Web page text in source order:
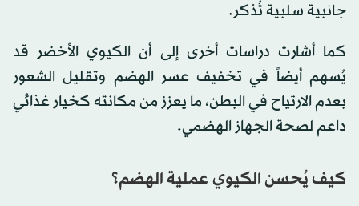
جانبية سلبية تُذكر.
كما أشارت دراسات أخرى إلى أن الكيوي الأخضر قد
يُسهم أيضاً في تخفيف عسر الهضم وتقليل الشعور
بعدم الارتياح في البطن، ما يعزز من مكانته كخيار غذائي
داعم لصحة الجهاز الهضمي.
كيف يُحسن الكيوي عملية الهضم؟